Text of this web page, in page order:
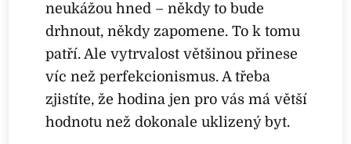
neukážou hned – někdy to bude
drhnout, někdy zapomene. To k tomu
patří. Ale vytrvalost většinou přinese
víc než perfekcionismus. A třeba
zjistíte, že hodina jen pro vás má větší
hodnotu než dokonale uklizený byt.